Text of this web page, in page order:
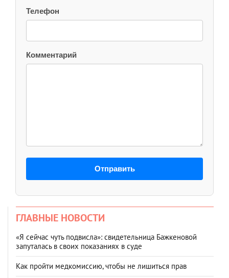
Телефон
Комментарий
Отправить
ГЛАВНЫЕ НОВОСТИ
«Я сейчас чуть подвисла»: свидетельница Бажкеновой
запуталась в своих показаниях в суде
Как пройти медкомиссию, чтобы не лишиться прав